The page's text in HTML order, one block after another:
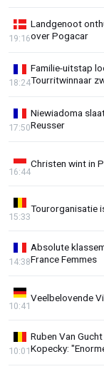
Landgenoot
over Pogacar
19:16
Familie-uitstap
Tourritwinnaar
18:24
Niewiadoma
Reusser
17:50
Christen wint in
16:44
Tourorganisatie
15:33
Absolute
France Femmes
14:38
Veelbelovende
10:41
Ruben Van
Kopecky:
10:01